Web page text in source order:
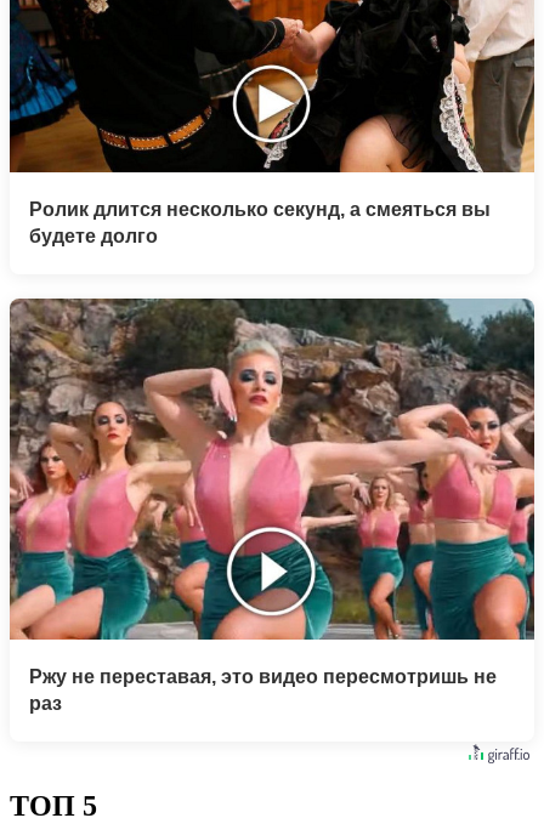
Ролик длится несколько секунд, а смеяться вы
будете долго
Ржу не переставая, это видео пересмотришь не
раз
ТОП 5